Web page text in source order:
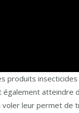
produits
également
leur permet